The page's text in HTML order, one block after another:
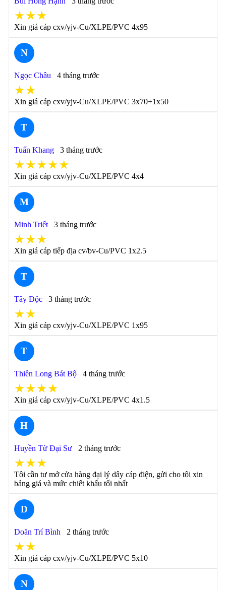
★★★
Xin giá cáp cxv/yjv-Cu/XLPE/PVC 4x95
N
Ngọc Châu 4 tháng trước
★★
Xin giá cáp cxv/yjv-Cu/XLPE/PVC 3x70+1x50
T
Tuấn Khang 3 tháng trước
★★★★★
Xin giá cáp cxv/yjv-Cu/XLPE/PVC 4x4
M
Minh Triết 3 tháng trước
★★★
Xin giá cáp tiếp địa cv/bv-Cu/PVC 1x2.5
T
Tây Độc 3 tháng trước
★★
Xin giá cáp cxv/yjv-Cu/XLPE/PVC 1x95
T
Thiên Long Bát Bộ 4 tháng trước
★★★★
Xin giá cáp cxv/yjv-Cu/XLPE/PVC 4x1.5
H
Huyền Từ Đại Sư 2 tháng trước
★★★
Tôi cần tư mở cửa hàng đại lý dây cáp điện, gửi cho tôi xin
bảng giá và mức chiết khấu tối nhất
D
Doãn Trí Bình 2 tháng trước
★★
Xin giá cáp cxv/yjv-Cu/XLPE/PVC 5x10
N